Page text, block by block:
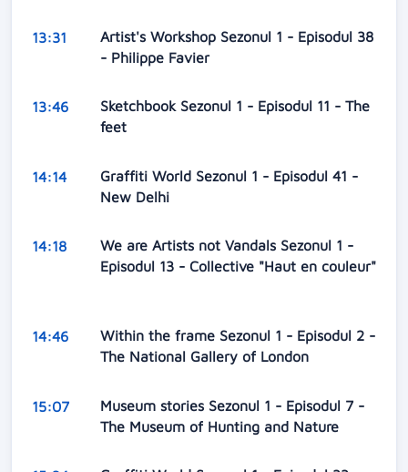
13:31
Artist's Workshop Sezonul 1 - Episodul 38
- Philippe Favier
13:46
Sketchbook Sezonul 1 - Episodul 11 - The
feet
14:14
Graffiti World Sezonul 1 - Episodul 41 -
New Delhi
14:18
We are Artists not Vandals Sezonul 1 -
Episodul 13 - Collective "Haut en couleur"
14:46
Within the frame Sezonul 1 - Episodul 2 -
The National Gallery of London
15:07
Museum stories Sezonul 1 - Episodul 7 -
The Museum of Hunting and Nature